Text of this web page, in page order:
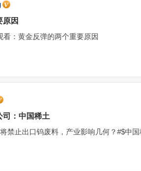
原因
看：黄金反弹的两个重要原因
司：中国稀土
禁止出口钨废料，产业影响几何？#$中